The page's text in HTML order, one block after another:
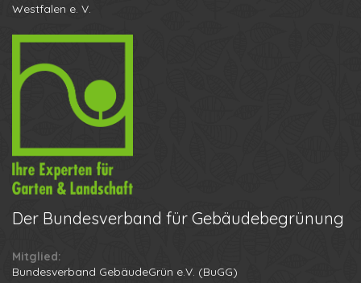
Westfalen e. V.
Der Bundesverband für Gebäudebegrünung
Mitglied:
Bundesverband GebäudeGrün e.V. (BuGG)
Ihr Name